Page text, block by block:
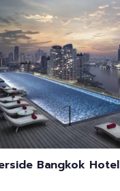
Bangkok Hotel